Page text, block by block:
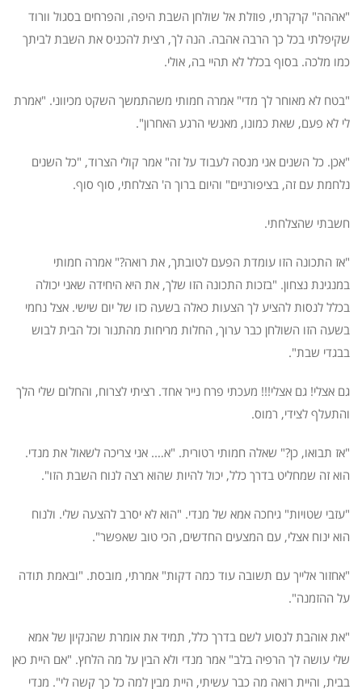
"אההה" קרקרתי, פוזלת אל שולחן השבת היפה, והפרחים בסגול וורוד
שקיפלתי בכל כך הרבה אהבה. הנה לך, רצית להכניס את השבת לביתך
כמו מלכה. בסוף בכלל לא תהיי בה, אולי.
"בטח לא מאוחר לך מדי" אמרה חמותי משהתמשך השקט מכיווני. "אמרת
לי לא פעם, שאת כמונו, מאנשי הרגע האחרון".
"אכן. כל השנים אני מנסה לעבוד על זה" אמר קולי הצרוד, "כל השנים
נלחמת עם זה, בציפורניים" והיום ברוך ה' הצלחתי, סוף סוף.
חשבתי שהצלחתי.
"אז התכונה הזו עומדת הפעם לטובתך, את רואה?" אמרה חמותי
במנגינת נצחון. "בזכות התכונה הזו שלך, את היא היחידה שאני יכולה
בכלל לנסות להציע לך הצעות כאלה בשעה כזו של יום שישי. אצל נחמי
בשעה הזו השולחן כבר ערוך, החלות מריחות מהתנור וכל הבית לבוש
בבגדי שבת".
גם אצלי! גם אצלי!!! מעכתי פרח נייר אחד. רציתי לצרוח, והחלום שלי הלך
והתעלף לצידי, רמוס.
"אז תבואו, כן?" שאלה חמותי רטורית. "א…. אני צריכה לשאול את מנדי.
הוא זה שמחליט בדרך כלל, יכול להיות שהוא רצה לנוח השבת הזו".
"עזבי שטויות" גיחכה אמא של מנדי. "הוא לא יסרב להצעה שלי. ולנוח
הוא ינוח אצלי, עם המצעים החדשים, הכי טוב שאפשר".
"אחזור אלייך עם תשובה עוד כמה דקות" אמרתי, מובסת. "ובאמת תודה
על ההזמנה".
"את אוהבת לנסוע לשם בדרך כלל, תמיד את אומרת שהנקיון של אמא
שלי עושה לך הרפיה בלב" אמר מנדי ולא הבין על מה הלחץ. "אם היית כאן
בבית, והיית רואה מה כבר עשיתי, היית מבין למה כל כך קשה לי". מנדי